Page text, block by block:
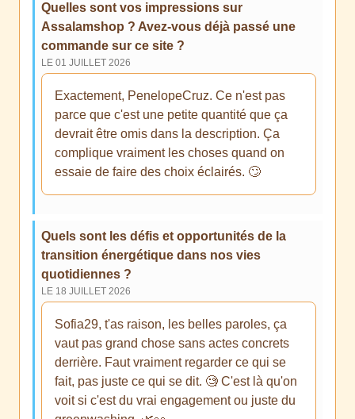
Quelles sont vos impressions sur
Assalamshop ? Avez-vous déjà passé une
commande sur ce site ?
LE 01 JUILLET 2026
Exactement, PenelopeCruz. Ce n'est pas
parce que c'est une petite quantité que ça
devrait être omis dans la description. Ça
complique vraiment les choses quand on
essaie de faire des choix éclairés. 🙄
Quels sont les défis et opportunités de la
transition énergétique dans nos vies
quotidiennes ?
LE 18 JUILLET 2026
Sofia29, t'as raison, les belles paroles, ça
vaut pas grand chose sans actes concrets
derrière. Faut vraiment regarder ce qui se
fait, pas juste ce qui se dit. 🧐 C'est là qu'on
voit si c'est du vrai engagement ou juste du